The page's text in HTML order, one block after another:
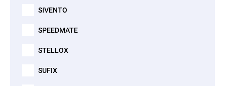
SIVENTO
SPEEDMATE
STELLOX
SUFIX